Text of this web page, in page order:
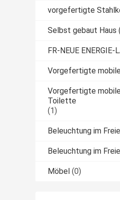
vorgefertigte
Selbst gebaut Haus
FR-NEUE ENERGIE-
Vorgefertigte
Vorgefertigte
Toilette
(1)
Beleuchtung im
Beleuchtung im
Möbel (0)